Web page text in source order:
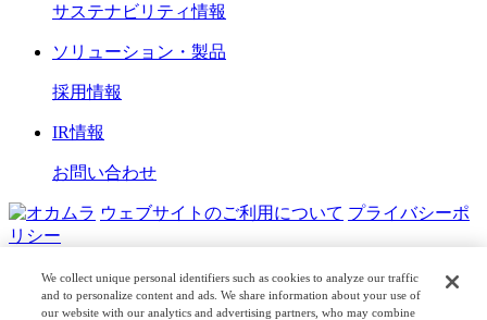
サステナビリティ情報
ソリューション・製品
採用情報
IR情報
お問い合わせ
ウェブサイトのご利用について プライバシーポ
リシー
COPYRIGHT © OKAMURA CORPORATION. ALL RIGHTS
RESERVED.
We collect unique personal identifiers such as cookies to analyze our traffic
and to personalize content and ads. We share information about your use of
our website with our analytics and advertising partners, who may combine